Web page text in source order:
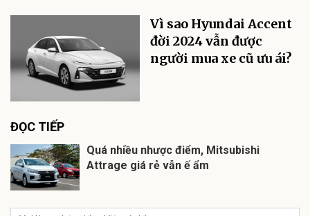
Vì sao Hyundai Accent
đời 2024 vẫn được
người mua xe cũ ưu ái?
ĐỌC TIẾP
Quá nhiều nhược điểm, Mitsubishi
Attrage giá rẻ vẫn ế ẩm